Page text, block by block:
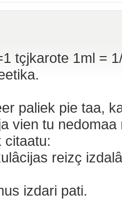
tçjkarote 1ml =
paliek pie taa,
vien tu
citaatu:
reizç
izdari pati.